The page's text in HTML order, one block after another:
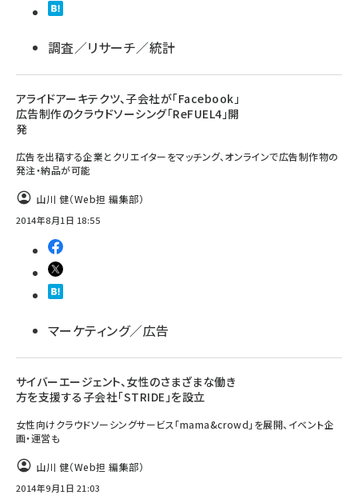
調査／リサーチ／統計
アライドアーキテクツ、子会社が「Facebook」
広告制作のクラウドソーシング「ReFUEL4」開
発
広告を出稿する企業とクリエイターをマッチング、オンラインで広告制作物の
発注・納品が可能
山川 健（Web担 編集部）
2014年8月1日 18:55
マーケティング／広告
サイバーエージェント、女性のさまざまな働き
方を支援する子会社「STRIDE」を設立
女性向けクラウドソーシングサービス「mama&crowd」を展開、イベント企
画・運営も
山川 健（Web担 編集部）
2014年9月1日 21:03